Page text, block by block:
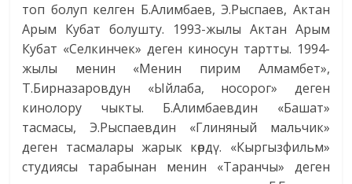
топ болуп келген Б.Алимбаев, Э.Рыспаев, Актан
Арым Кубат болушту. 1993-жылы Актан Арым
Кубат «Селкинчек» деген киносун тартты. 1994-
жылы менин «Менин пирим Алмамбет»,
Т.Бирназаровдун «Ыйлаба, носорог» деген
кинолору чыкты. Б.Алимбаевдин «Башат»
тасмасы, Э.Рыспаевдин «Глиняный мальчик»
деген тасмалары жарык көрдү. «Кыргызфильм»
студиясы тарабынан менин «Таранчы» деген